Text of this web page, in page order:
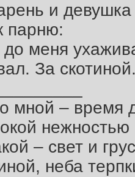
и
парню:
меня
За
мной – время
нежностью
– свет и
неба